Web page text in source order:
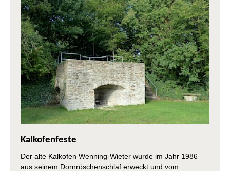
Kalkofenfeste
Der alte Kalkofen Wenning-Wieter wurde im Jahr 1986
aus seinem Dornröschenschlaf erweckt und vom